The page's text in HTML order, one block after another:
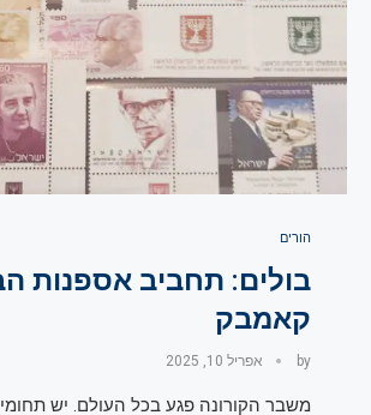
הורים
בולים: תחביב אספנות
קאמבק
by אפריל 10, 2025
משבר הקורונה פגע בכל העולם. יש